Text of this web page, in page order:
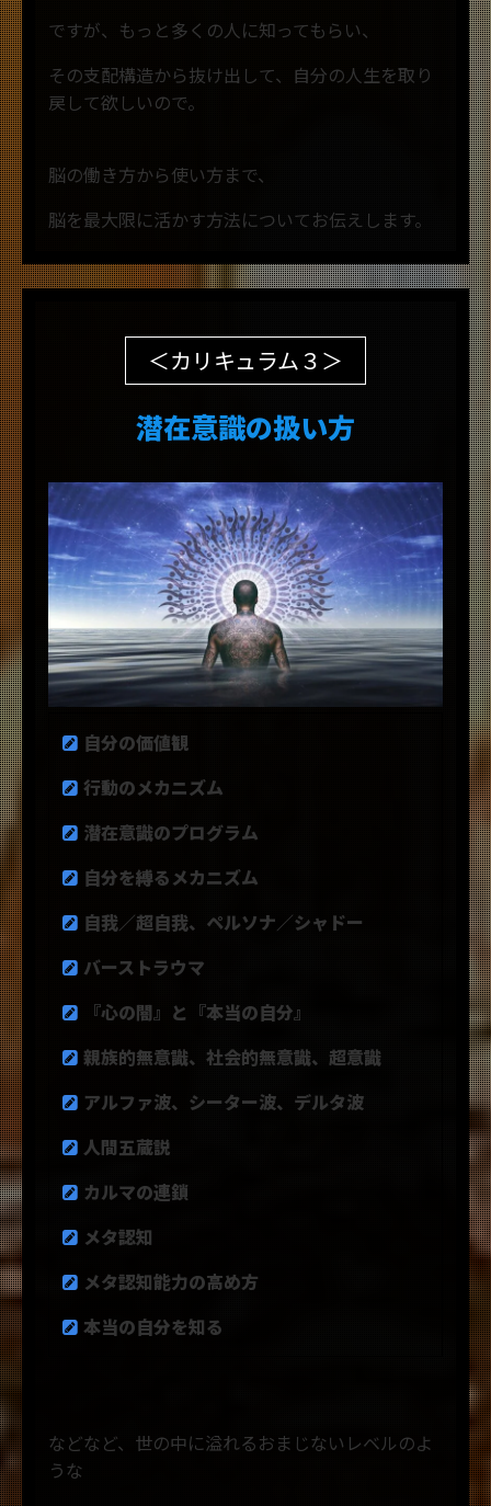
ですが、もっと多くの人に知ってもらい、
その支配構造から抜け出して、自分の人生を取り
戻して欲しいので。
脳の働き方から使い方まで、
脳を最大限に活かす方法についてお伝えします。
＜カリキュラム３＞
潜在意識の扱い方
自分の価値観
行動のメカニズム
潜在意識のプログラム
自分を縛るメカニズム
自我／超自我、ペルソナ／シャドー
バーストラウマ
『心の闇』と『本当の自分』
親族的無意識、社会的無意識、超意識
アルファ波、シーター波、デルタ波
人間五蔵説
カルマの連鎖
メタ認知
メタ認知能力の高め方
本当の自分を知る
などなど、世の中に溢れるおまじないレベルのよ
うな